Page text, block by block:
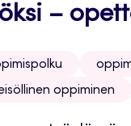
–
oppiminen